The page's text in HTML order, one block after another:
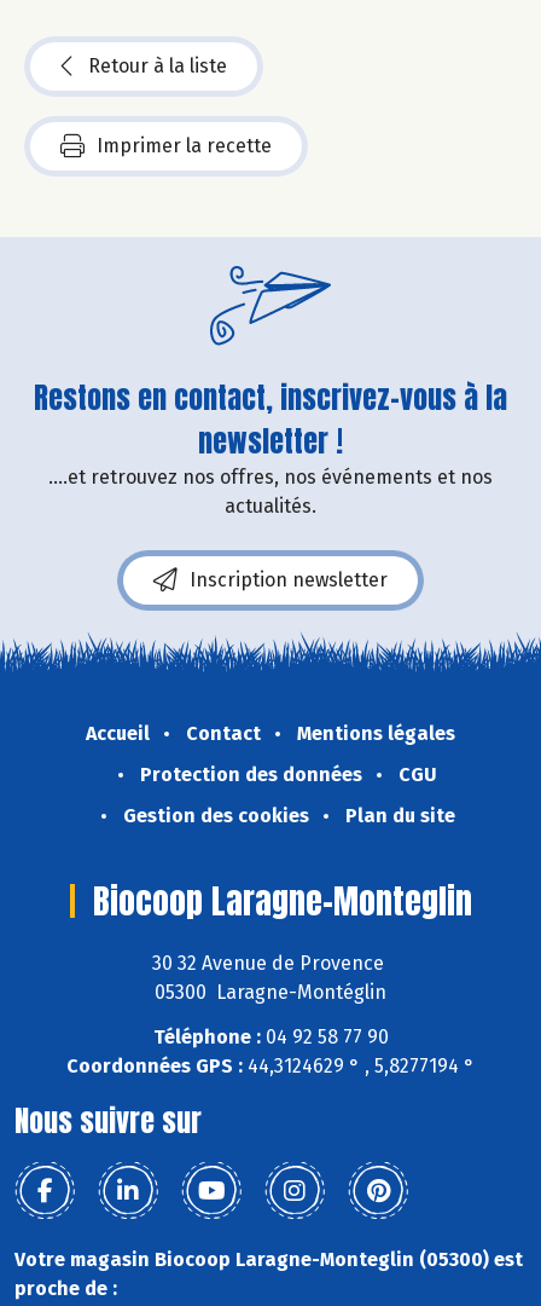
Retour à la liste
Imprimer la recette
Restons en contact, inscrivez-vous à la
newsletter !
....et retrouvez nos offres, nos événements et nos
actualités.
Inscription newsletter
Accueil Contact
Mentions légales
Protection des données
CGU
Gestion des cookies
Plan du site
Biocoop Laragne-Monteglin
30 32 Avenue de Provence
05300 Laragne-Montéglin
Téléphone :04 92 58 77 90
Coordonnées GPS : 44,3124629 ° , 5,8277194 °
Nous suivre sur
Votre magasin Biocoop Laragne-Monteglin (05300) est
proche de :